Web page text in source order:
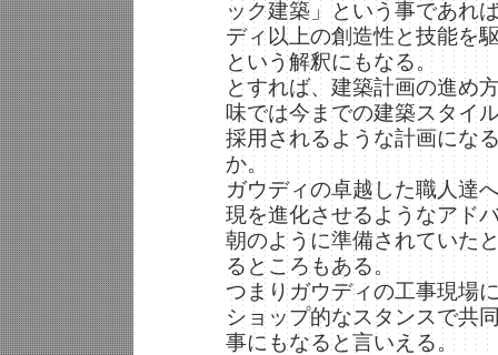
ック建築」という事であれ
ディ以上の創造性と技能を
という解釈にもなる。
とすれば、建築計画の進め
味では今までの建築スタイ
採用されるような計画にな
か。
ガウディの卓越した職人達
現を進化させるようなアド
朝のように準備されていた
るところもある。
つまりガウディの工事現場
ショップ的なスタンスで共
事にもなると言いえる。